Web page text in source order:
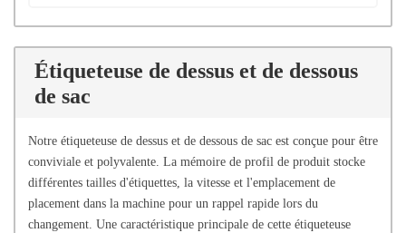
Étiqueteuse de dessus et de dessous
de sac
Notre étiqueteuse de dessus et de dessous de sac est conçue pour être
conviviale et polyvalente. La mémoire de profil de produit stocke
différentes tailles d'étiquettes, la vitesse et l'emplacement de
placement dans la machine pour un rappel rapide lors du
changement. Une caractéristique principale de cette étiqueteuse